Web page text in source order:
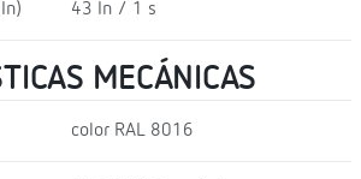
43 In / 1 s
MECÁNICAS
color RAL 8016